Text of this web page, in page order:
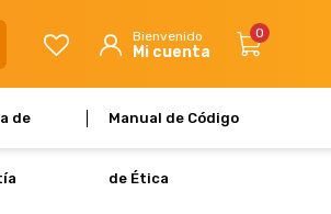
de Manual de Código
de Ética
0